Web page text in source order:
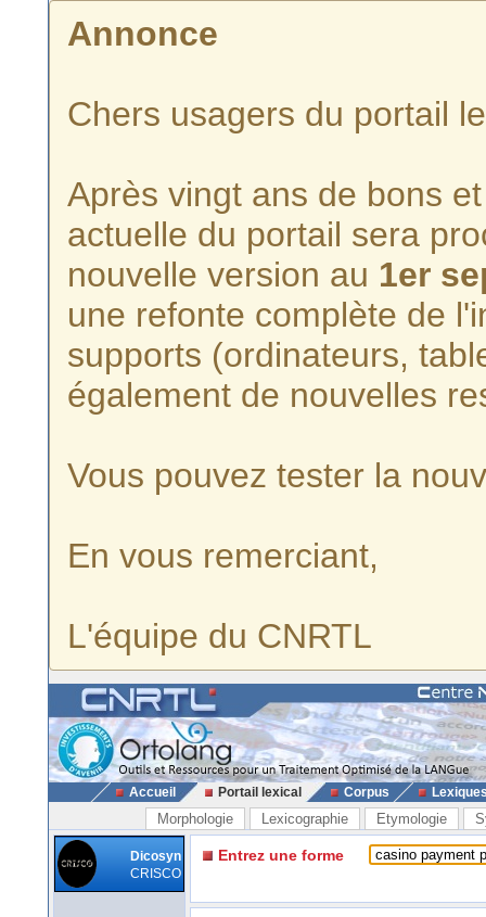
Annonce
Chers usagers du portail
Après vingt ans de bons
actuelle du portail sera
nouvelle version au 1er
une refonte complète de
supports (ordinateurs,
également de nouvelles
Vous pouvez tester la
En vous remerciant,
L'équipe du CNRTL
Accueil Portail lexical Corpus
Morphologie Lexicographie Etymologie
Dicosyn
CRISCO
Entrez une forme